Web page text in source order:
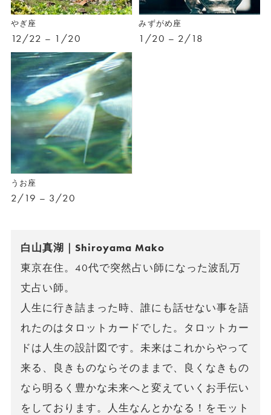
やぎ座
12/22 – 1/20
みずがめ座
1/20 – 2/18
うお座
2/19 – 3/20
白山真湖｜Shiroyama Mako
東京在住。40代で突然占い師になった波乱万
丈占い師。
人生に行き詰まった時、誰にも話せない事を語
れたのはタロットカードでした。タロットカー
ドは人生の設計図です。未来はこれからやって
来る、良きものならそのままで、良くなきもの
なら明るく豊かな未来へと変えていくお手伝い
をしております。人生なんとかなる！をモット